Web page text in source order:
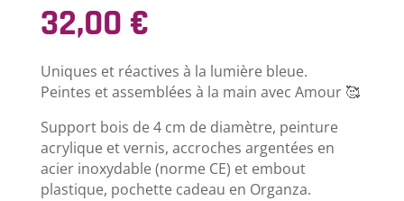
32,00 €
Uniques et réactives à la lumière bleue.
Peintes et assemblées à la main avec Amour 🥰
Support bois de 4 cm de diamètre, peinture
acrylique et vernis, accroches argentées en
acier inoxydable (norme CE) et embout
plastique, pochette cadeau en Organza.